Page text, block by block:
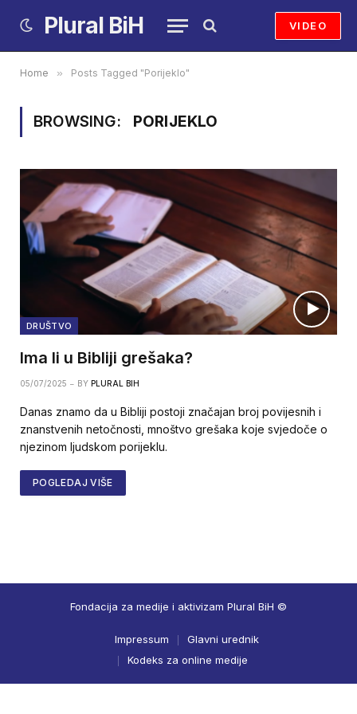
Plural BiH VIDEO
Home » Posts Tagged "Porijeklo"
BROWSING: PORIJEKLO
DRUŠTVO
Ima li u Bibliji grešaka?
05/07/2025 BY PLURAL BIH
Danas znamo da u Bibliji postoji značajan broj povijesnih i
znanstvenih netočnosti, mnoštvo grešaka koje svjedoče o
njezinom ljudskom porijeklu.
POGLEDAJ VIŠE
Fondacija za medije i aktivizam Plural BiH ©
Impressum
Glavni urednik
Kodeks za online medije